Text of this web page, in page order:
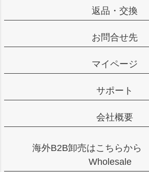
返品・交換
お問合せ先
マイページ
サポート
会社概要
海外B2B卸売はこちらから
Wholesale